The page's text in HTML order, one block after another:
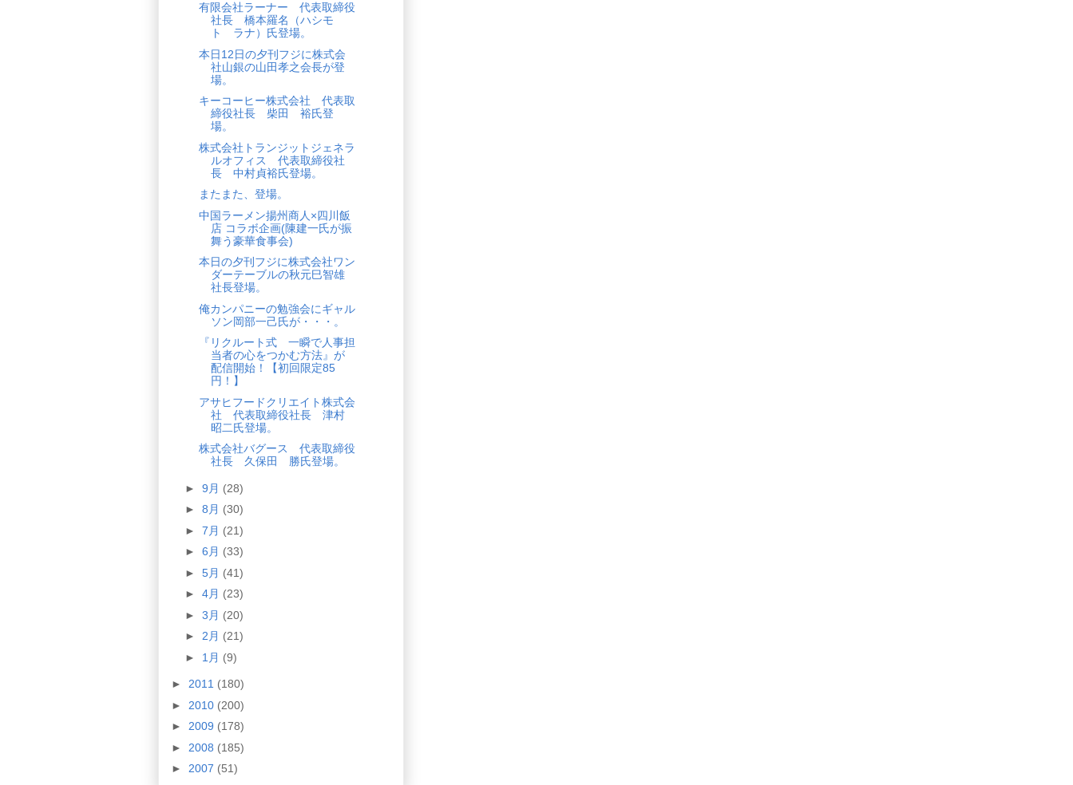
有限会社ラーナー 代表取締役
社長 橋本羅名（ハシモ
ト ラナ）氏登場。
本日12日の夕刊フジに株式会
社山銀の山田孝之会長が登
場。
キーコーヒー株式会社 代表取
締役社長 柴田 裕氏登
場。
株式会社トランジットジェネラ
ルオフィス 代表取締役社
長 中村貞裕氏登場。
またまた、登場。
中国ラーメン揚州商人×四川飯
店 コラボ企画(陳建一氏が振
舞う豪華食事会)
本日の夕刊フジに株式会社ワン
ダーテーブルの秋元巳智雄
社長登場。
俺カンパニーの勉強会にギャル
ソン岡部一己氏が・・・。
『リクルート式 一瞬で人事担
当者の心をつかむ方法』が
配信開始！【初回限定85
円！】
アサヒフードクリエイト株式会
社 代表取締役社長 津村
昭二氏登場。
株式会社バグース 代表取締役
社長 久保田 勝氏登場。
► 9月 (28)
► 8月 (30)
► 7月 (21)
► 6月 (33)
► 5月 (41)
► 4月 (23)
► 3月 (20)
► 2月 (21)
► 1月 (9)
► 2011 (180)
► 2010 (200)
► 2009 (178)
► 2008 (185)
► 2007 (51)